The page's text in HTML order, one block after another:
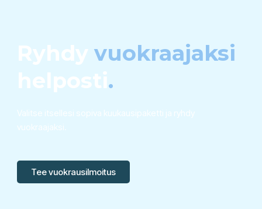
Ryhdyvuokraajaksi
helposti.
Valitse itsellesi sopiva kuukausipaketti ja ryhdy
vuokraajaksi.
Tee vuokrausilmoitus